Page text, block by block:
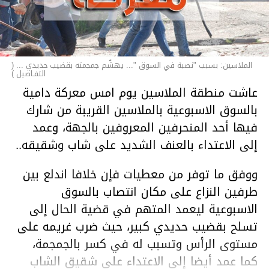
الملاسين: بسبب "نصبة في السوق "... يهشّم جمجمته بقضيب حديدي ... (
التفـاصيل )
عاشت منطقة الملاسين يوم امس معركة دامية
بالسوق الاسبوعية بالملاسين القريبة من شارك
فيها أحد المنحرفين المعروفين بالجهة، وعمد
إلى الاعتداء بالعنف الشديد على شاب وشقيقه..
ووفق ما توفر من معطيات فإن خلافا اندلع بين
طرفين النزاع على مكان انتصاب بالسوق
الاسبوعية ليعمد المتهم في قضية الحال إلى
تسلح بقضيب حديدي كبير، حيث ضرب غريمه على
مستوى الرأس وتسبب له في كسر بالجمجمة،
كما عمد أيضا إلى الاعتداء على شقيق الشاب